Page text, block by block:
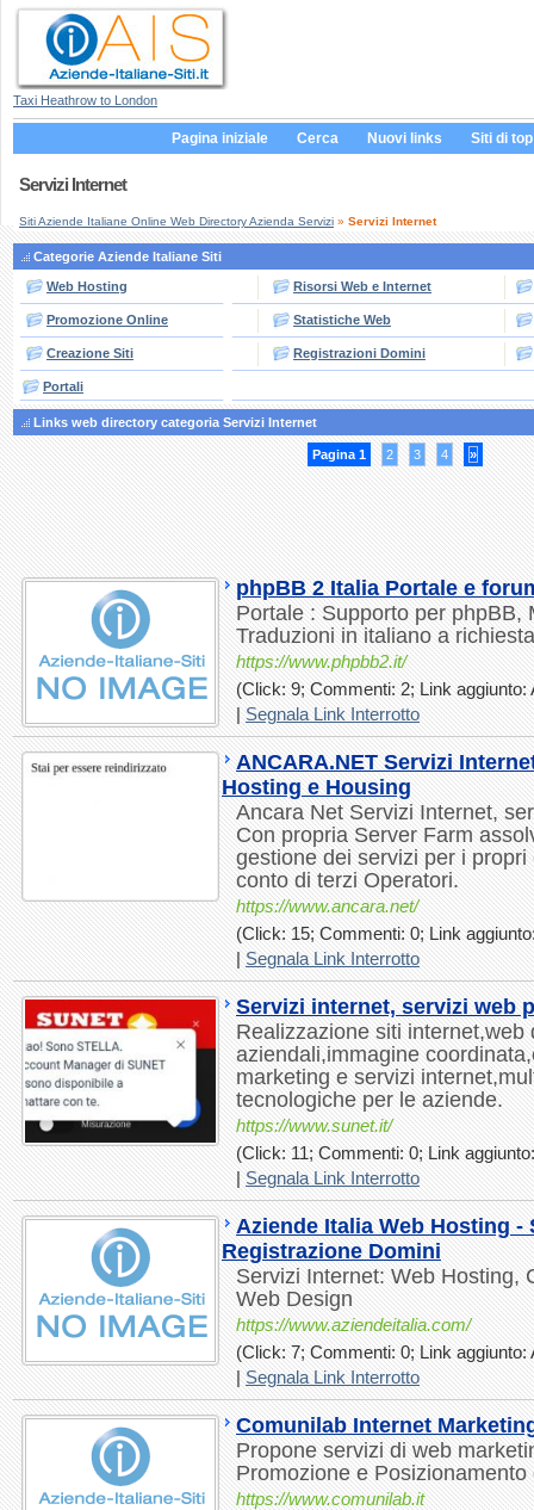
Taxi Heathrow to London
Pagina iniziale Cerca Nuovi links Siti di top
Servizi Internet
Siti Aziende Italiane Online Web Directory Azienda Servizi » Servizi Internet
Categorie Aziende Italiane Siti
Web Hosting Risorsi Web e Internet
Promozione Online Statistiche Web
Creazione Siti Registrazioni Domini
Portali
Links web directory categoria Servizi Internet
Pagina 1 2 3 4 »
phpBB 2 Italia Portale e
Portale : Supporto per phpBB,
Traduzioni in italiano a richiesta
https://www.phpbb2.it/
(Click: 9; Commenti: 2; Link aggiunto:
|Segnala Link Interrotto
ANCARA.NET Servizi
Hosting e Housing
Ancara Net Servizi Internet,
Con propria Server Farm
gestione dei servizi per i
conto di terzi Operatori.
https://www.ancara.net/
(Click: 15; Commenti: 0; Link
|Segnala Link Interrotto
Servizi internet, servizi web
Realizzazione siti internet,web
aziendali,immagine
marketing e servizi
tecnologiche per le aziende.
https://www.sunet.it/
(Click: 11; Commenti: 0; Link
|Segnala Link Interrotto
Aziende Italia Web Hosting -
Registrazione Domini
Servizi Internet: Web Hosting,
Web Design
https://www.aziendeitalia.com/
(Click: 7; Commenti: 0; Link aggiunto:
|Segnala Link Interrotto
Comunilab Internet
Propone servizi di web
Promozione e Posizionamento
https://www.comunilab.it